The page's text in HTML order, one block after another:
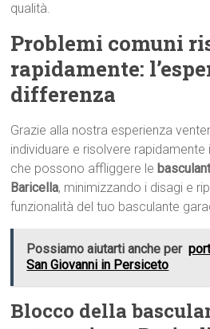
qualità.
Problemi comuni
rapidamente:
differenza
Grazie alla nostra esperienza
individuare e risolvere
che possono affliggere le
Baricella, minimizzando i disagi e
funzionalità del tuo basculante
Possiamo aiutarti anche per
San Giovanni in Persiceto
Blocco della